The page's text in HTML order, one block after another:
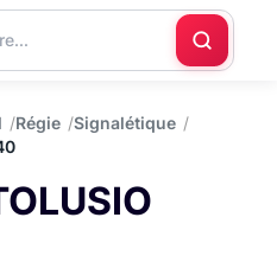
Régie
Signalétique